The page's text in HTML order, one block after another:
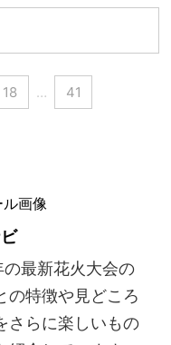
18 … 41
最新花火大会の
の特徴や見どころ
さらに楽しいもの